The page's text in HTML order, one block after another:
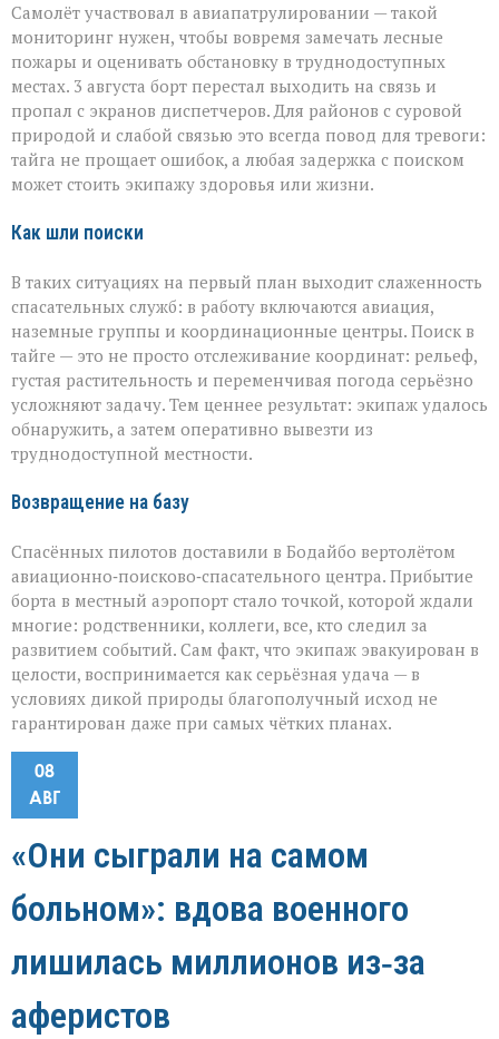
Самолёт участвовал в авиапатрулировании — такой
мониторинг нужен, чтобы вовремя замечать лесные
пожары и оценивать обстановку в труднодоступных
местах. 3 августа борт перестал выходить на связь и
пропал с экранов диспетчеров. Для районов с суровой
природой и слабой связью это всегда повод для тревоги:
тайга не прощает ошибок, а любая задержка с поиском
может стоить экипажу здоровья или жизни.
Как шли поиски
В таких ситуациях на первый план выходит слаженность
спасательных служб: в работу включаются авиация,
наземные группы и координационные центры. Поиск в
тайге — это не просто отслеживание координат: рельеф,
густая растительность и переменчивая погода серьёзно
усложняют задачу. Тем ценнее результат: экипаж удалось
обнаружить, а затем оперативно вывезти из
труднодоступной местности.
Возвращение на базу
Спасённых пилотов доставили в Бодайбо вертолётом
авиационно‑поисково‑спасательного центра. Прибытие
борта в местный аэропорт стало точкой, которой ждали
многие: родственники, коллеги, все, кто следил за
развитием событий. Сам факт, что экипаж эвакуирован в
целости, воспринимается как серьёзная удача — в
условиях дикой природы благополучный исход не
гарантирован даже при самых чётких планах.
08
АВГ
«Они сыграли на самом
больном»: вдова военного
лишилась миллионов из‑за
аферистов